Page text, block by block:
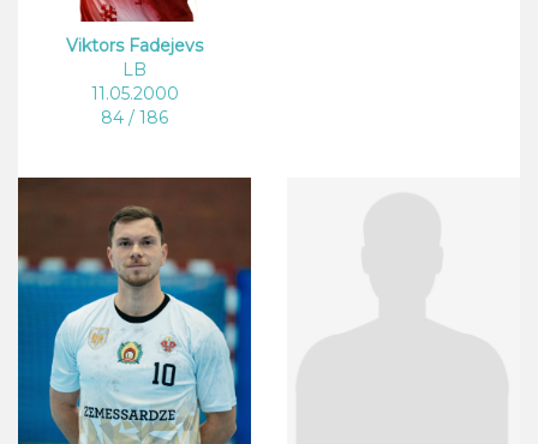
Viktors Fadejevs
LB
11.05.2000
84 / 186